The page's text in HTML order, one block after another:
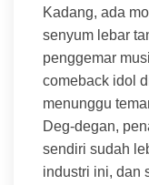
Kadang, ada
senyum lebar
penggemar
comeback idol
menunggu
Deg-degan,
sendiri sudah
industri ini, dan